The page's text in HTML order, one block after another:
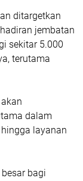
ditargetkan
jembatan
sekitar 5.000
terutama
dalam
layanan
bagi